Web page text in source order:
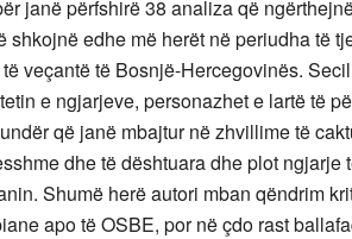
janë përfshirë 38 analiza që
shkojnë edhe më herët në periudha të
veçantë të Bosnjë-Hercegovinës.
e ngjarjeve, personazhet e lartë të
që janë mbajtur në zhvillime të
dhe të dështuara dhe plot
Shumë herë autori mban qëndrim
apo të OSBE, por në çdo rast